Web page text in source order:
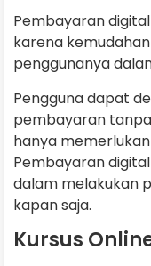
Pembayaran
karena
penggunanya
Pengguna dapat
pembayaran
hanya
Pembayaran
dalam melakukan
kapan saja.
Kursus